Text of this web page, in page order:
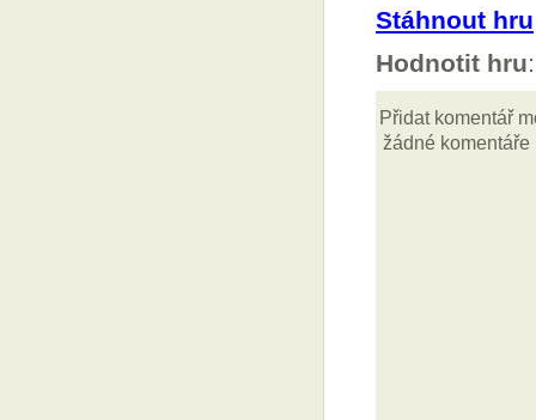
Stáhnout hru
Hodnotit hru